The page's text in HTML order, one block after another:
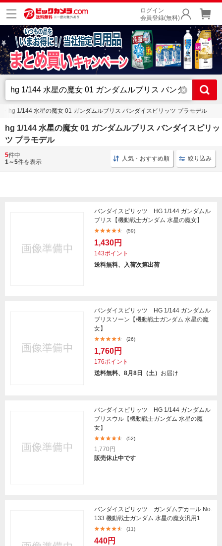
ログイン
会員登録(無料)
hg 1/144 水星の魔女 01 ガンダムルブリス バンダイスピリッツ プラモデル
hg 1/144 水星の魔女 01 ガンダムルブリス バンダイスピリッ
ツ プラモデル
ガンダム 水星の魔女 専用武器 ガンダム 専用武器
5件中
1～5件を表示 人気・おすすめ順 絞り込み
バンダイスピリッツ HG 1/144 ガンダムル
ブリス【機動戦士ガンダム 水星の魔女】
(59)
1,430円
143ポイント
送料無料、入荷次第出荷
バンダイスピリッツ HG 1/144 ガンダムル
ブリスソーン【機動戦士ガンダム 水星の魔
女】
(26)
1,760円
176ポイント
送料無料、8月8日（土） お届け
バンダイスピリッツ HG 1/144 ガンダムル
ブリスウル【機動戦士ガンダム 水星の魔
女】
(52)
1,770円
販売休止中です
バンダイスピリッツ ガンダムデカール No.
133 機動戦士ガンダム 水星の魔女汎用1
(11)
440円